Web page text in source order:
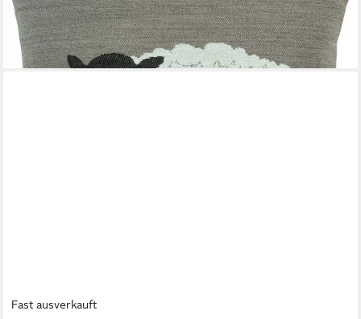
ab 29,95 €
lieferbar - in 3-4 Werktagen bei dir
Fast ausverkauft